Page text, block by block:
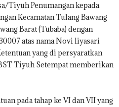
Tiyuh Penumangan kepada
Kecamatan Tulang Bawang
Barat (Tubaba) dengan
atas nama Novi liyasari
yang di persyaratkan
Tiyuh Setempat memberikan
pada tahap ke VI dan VII yang